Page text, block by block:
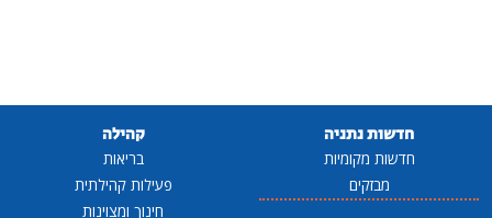
חדשות נתניה
חדשות מקומיות
מבזקים
קהילה
בריאות
פעילות קהילתית
חינוך ומצוינות